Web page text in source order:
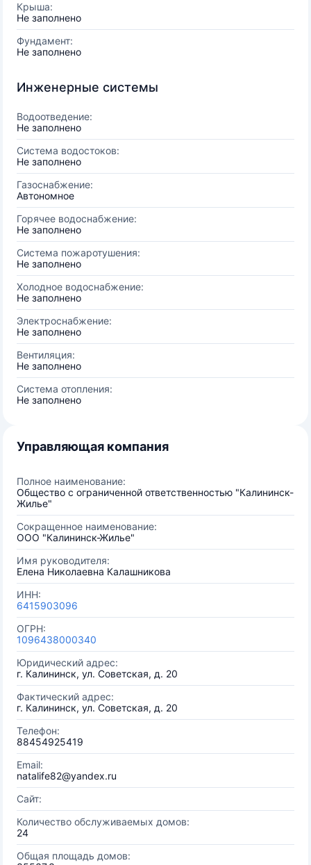
Крыша:
Не заполнено
Фундамент:
Не заполнено
Инженерные системы
Водоотведение:
Не заполнено
Система водостоков:
Не заполнено
Газоснабжение:
Автономное
Горячее водоснабжение:
Не заполнено
Система пожаротушения:
Не заполнено
Холодное водоснабжение:
Не заполнено
Электроснабжение:
Не заполнено
Вентиляция:
Не заполнено
Система отопления:
Не заполнено
Управляющая компания
Полное наименование:
Общество с ограниченной ответственностью "Калининск-
Жилье"
Сокращенное наименование:
ООО "Калининск-Жилье"
Имя руководителя:
Елена Николаевна Калашникова
ИНН:
6415903096
ОГРН:
1096438000340
Юридический адрес:
г. Калининск, ул. Советская, д. 20
Фактический адрес:
г. Калининск, ул. Советская, д. 20
Телефон:
88454925419
Email:
natalife82@yandex.ru
Сайт:
Количество обслуживаемых домов:
24
Общая площадь домов: